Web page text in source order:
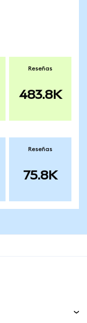
Reseñas
483.8K
Reseñas
75.8K